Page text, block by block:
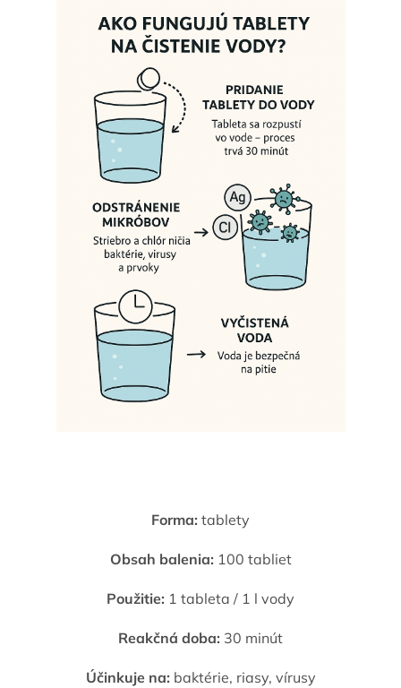
Forma: tablety
Obsah balenia: 100 tabliet
Použitie: 1 tableta / 1 l vody
Reakčná doba: 30 minút
Účinkuje na: baktérie, riasy, vírusy